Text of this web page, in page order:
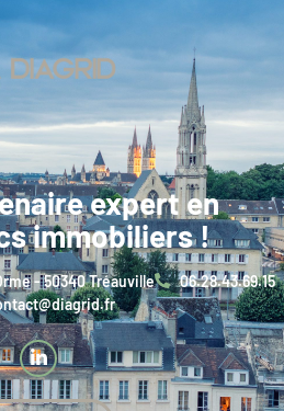
expert en
immobiliers !
- 50340 Tréauville
06.28.43.69.15